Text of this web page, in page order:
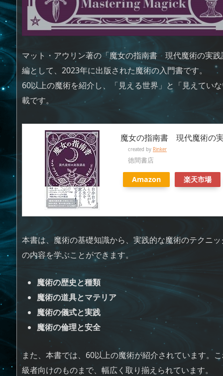
マット・アウリン著の「魔女の指南書 現代魔術の実
編として、2023年に出版された魔術の入門書です。
60以上の魔術を紹介し、「見える世界」と「見えてい
載です。
魔女の指南書 現代魔術の
created by Rinker
徳間書店
Amazon 楽天市場
本書は、魔術の基礎知識から、実践的な魔術のテクニ
の内容を学ぶことができます。
魔術の歴史と種類
魔術の道具とマテリア
魔術の儀式と実践
魔術の倫理と安全
また、本書では、60以上の魔術が紹介されています。
級者向けのものまで、幅広く取り揃えられています。